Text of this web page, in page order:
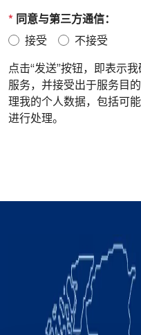
* 同意与第三方通信：
接受 不接受
点击“发送”按钮，即表示
服务，并接受出于服务目
理我的个人数据，包括可
进行处理。